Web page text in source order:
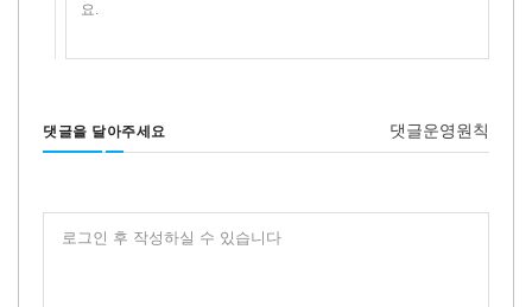
요.
댓글을 달아주세요 댓글운영원칙
로그인 후 작성하실 수 있습니다